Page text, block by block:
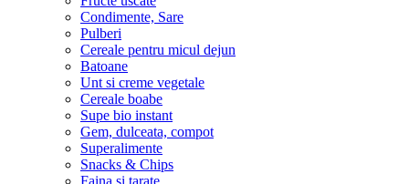
Condimente, Sare
Pulberi
Cereale pentru micul dejun
Batoane
Unt si creme vegetale
Cereale boabe
Supe bio instant
Gem, dulceata, compot
Superalimente
Snacks & Chips
Faina si tarate